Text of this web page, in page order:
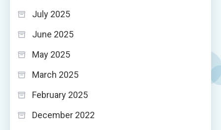
July 2025
June 2025
May 2025
March 2025
February 2025
December 2022